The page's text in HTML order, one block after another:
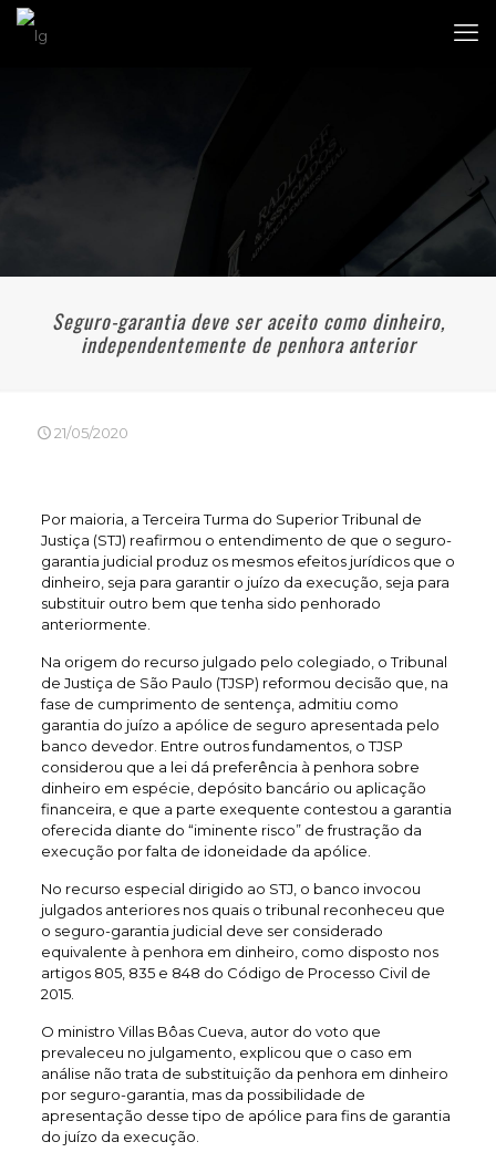
Seguro-garantia deve ser aceito como dinheiro,
independentemente de penhora anterior
21/05/2020
Por maioria, a Terceira Turma do Superior Tribunal de
Justiça (STJ) reafirmou o entendimento de que o seguro-
garantia judicial produz os mesmos efeitos jurídicos que o
dinheiro, seja para garantir o juízo da execução, seja para
substituir outro bem que tenha sido penhorado
anteriormente.
Na origem do recurso julgado pelo colegiado, o Tribunal
de Justiça de São Paulo (TJSP) reformou decisão que, na
fase de cumprimento de sentença, admitiu como
garantia do juízo a apólice de seguro apresentada pelo
banco devedor. Entre outros fundamentos, o TJSP
considerou que a lei dá preferência à penhora sobre
dinheiro em espécie, depósito bancário ou aplicação
financeira, e que a parte exequente contestou a garantia
oferecida diante do “iminente risco” de frustração da
execução por falta de idoneidade da apólice.
No recurso especial dirigido ao STJ, o banco invocou
julgados anteriores nos quais o tribunal reconheceu que
o seguro-garantia judicial deve ser considerado
equivalente à penhora em dinheiro, como disposto nos
artigos 805, 835 e 848 do Código de Processo Civil de
2015.
O ministro Villas Bôas Cueva, autor do voto que
prevaleceu no julgamento, explicou que o caso em
análise não trata de substituição da penhora em dinheiro
por seguro-garantia, mas da possibilidade de
apresentação desse tipo de apólice para fins de garantia
do juízo da execução.